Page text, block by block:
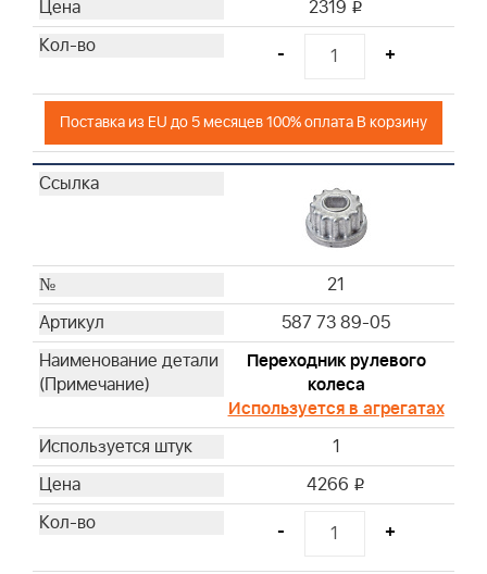
2319 i
- +
Поставка из EU до 5 месяцев 100% оплата В корзину
21
587 73 89-05
Переходник рулевого
колеса
Используется в агрегатах
1
4266 i
- +